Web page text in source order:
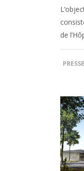
de
PRESSE